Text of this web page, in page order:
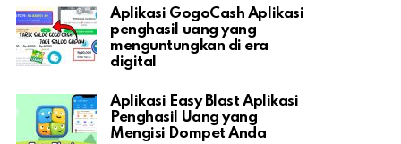
Aplikasi GogoCash Aplikasi
penghasil uang yang
menguntungkan di era
digital
Aplikasi Easy Blast Aplikasi
Penghasil Uang yang
Mengisi Dompet Anda